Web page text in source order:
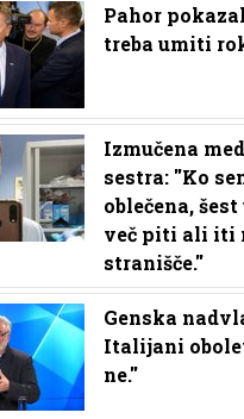
Pahor
treba umiti
Izmučena
sestra: ''Ko
oblečena,
več piti ali iti
stranišče.''
Genska
Italijani
ne.''